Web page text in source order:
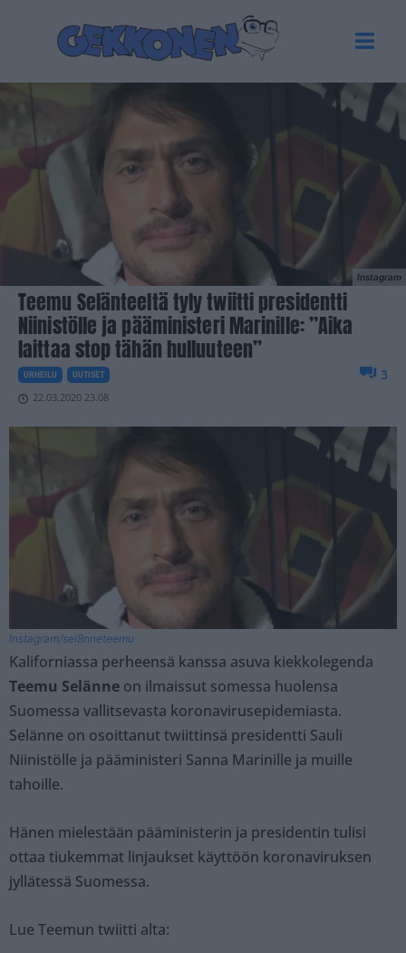
Instagram
Teemu Selänteeltä tyly twiitti presidentti
Niinistölle ja pääministeri Marinille: ”Aika
laittaa stop tähän hulluuteen”
URHEILU UUTISET
22.03.2020 23.08
3
Instagram/sel8nneteemu
Kaliforniassa perheensä kanssa asuva kiekkolegenda
Teemu Selänne on ilmaissut somessa huolensa
Suomessa vallitsevasta koronavirusepidemiasta.
Selänne on osoittanut twiittinsä presidentti Sauli
Niinistölle ja pääministeri Sanna Marinille ja muille
tahoille.
Hänen mielestään pääministerin ja presidentin tulisi
ottaa tiukemmat linjaukset käyttöön koronaviruksen
jyllätessä Suomessa.
Lue Teemun twiitti alta: